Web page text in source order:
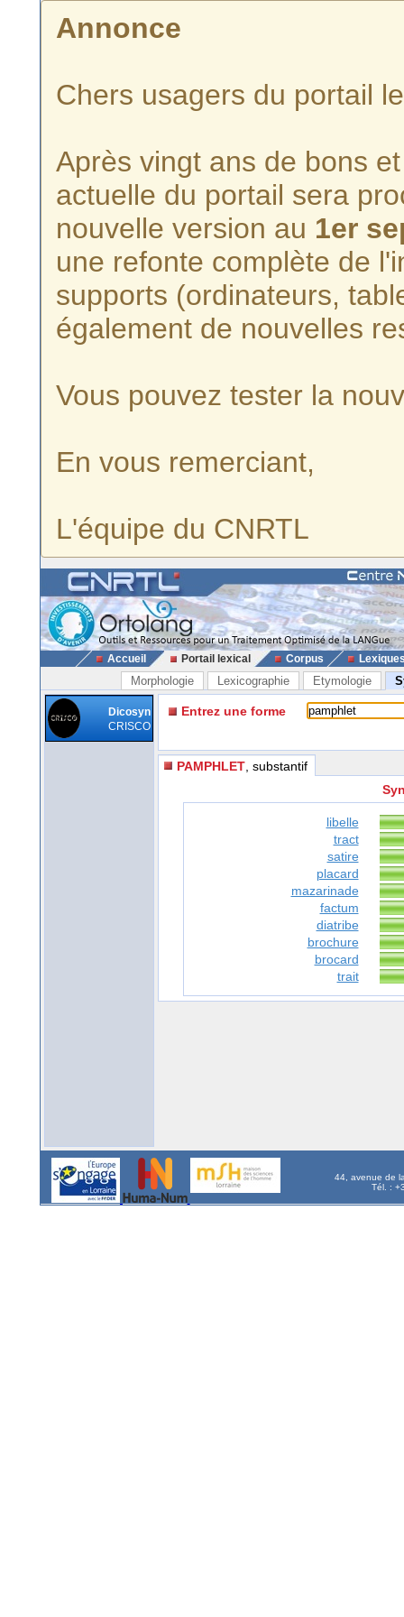
Annonce
Chers usagers du portail
Après vingt ans de bons
actuelle du portail sera
nouvelle version au 1er
une refonte complète de
supports (ordinateurs,
également de nouvelles
Vous pouvez tester la
En vous remerciant,
L'équipe du CNRTL
Accueil Portail lexical Corpus
Morphologie Lexicographie Etymologie
Dicosyn
CRISCO
Entrez une forme
PAMPHLET , substantif
libelle
tract
satire
placard
mazarinade
factum
diatribe
brochure
brocard
trait
44, avenue de
Tél. :